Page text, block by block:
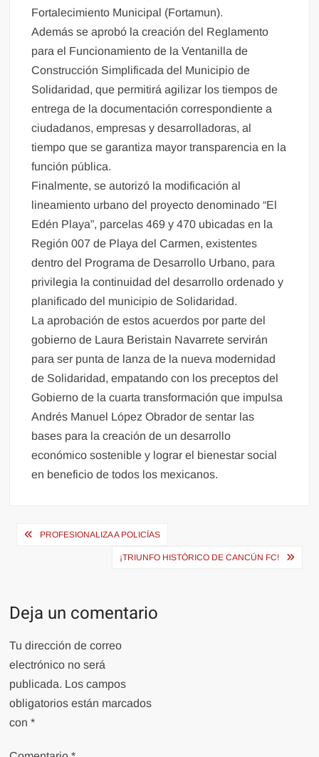
Fortalecimiento Municipal (Fortamun).
Además se aprobó la creación del Reglamento
para el Funcionamiento de la Ventanilla de
Construcción Simplificada del Municipio de
Solidaridad, que permitirá agilizar los tiempos de
entrega de la documentación correspondiente a
ciudadanos, empresas y desarrolladoras, al
tiempo que se garantiza mayor transparencia en la
función pública.
Finalmente, se autorizó la modificación al
lineamiento urbano del proyecto denominado “El
Edén Playa”, parcelas 469 y 470 ubicadas en la
Región 007 de Playa del Carmen, existentes
dentro del Programa de Desarrollo Urbano, para
privilegia la continuidad del desarrollo ordenado y
planificado del municipio de Solidaridad.
La aprobación de estos acuerdos por parte del
gobierno de Laura Beristain Navarrete servirán
para ser punta de lanza de la nueva modernidad
de Solidaridad, empatando con los preceptos del
Gobierno de la cuarta transformación que impulsa
Andrés Manuel López Obrador de sentar las
bases para la creación de un desarrollo
económico sostenible y lograr el bienestar social
en beneficio de todos los mexicanos.
Navegación
PROFESIONALIZA A POLICÍAS
¡TRIUNFO HISTÓRICO DE CANCÚN FC!
Deja un comentario
Tu dirección de correo
electrónico no será
publicada. Los campos
obligatorios están marcados
con*